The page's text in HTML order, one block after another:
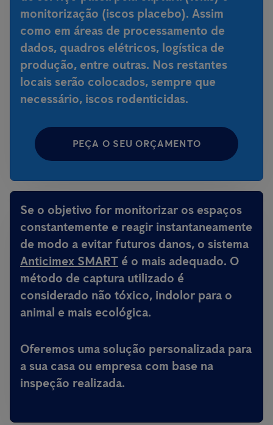
monitorização (iscos placebo). Assim
como em áreas de processamento de
dados, quadros elétricos, logística de
produção, entre outras. Nos restantes
locais serão colocados, sempre que
necessário, iscos rodenticidas.
PEÇA O SEU ORÇAMENTO
Se o objetivo for monitorizar os espaços
constantemente e reagir instantaneamente
de modo a evitar futuros danos, o sistema
Anticimex SMART é o mais adequado. O
método de captura utilizado é
considerado não tóxico, indolor para o
animal e mais ecológica.
Oferemos uma solução personalizada para
a sua casa ou empresa com base na
inspeção realizada.